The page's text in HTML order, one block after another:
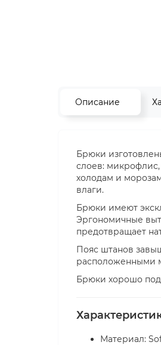
Описание
Брюки
слоев:
холодам и
влаги.
Брюки имеют
Эргономичные
предотвращает
Пояс штанов
расположенными
Брюки хорошо
Материал: